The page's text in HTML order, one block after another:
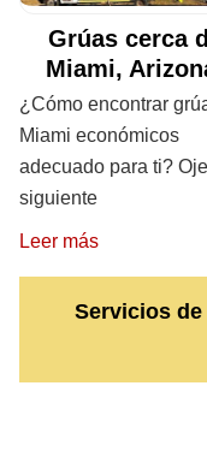
Grúas cerca
Miami,
¿Cómo encontrar
Miami económicos
adecuado para ti?
siguiente
Leer más
Servicios